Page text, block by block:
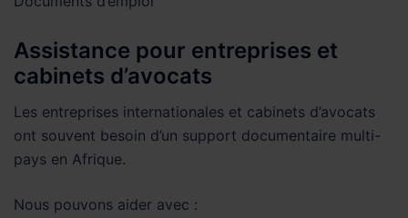
Assistance pour entreprises et
cabinets d’avocats
Les entreprises internationales et cabinets d’avocats
ont souvent besoin d’un support documentaire multi-
pays en Afrique.
Nous pouvons aider avec :